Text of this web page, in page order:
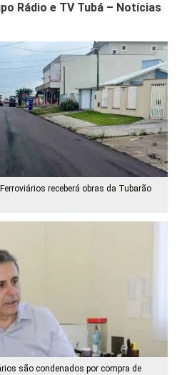
Rádio e TV Tubá – Notícias
receberá obras da Tubarão
são condenados por compra de